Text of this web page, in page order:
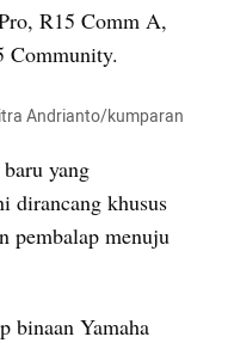
R15 Comm A,
Community.
Andrianto/kumparan
yang
dirancang khusus
pembalap menuju
binaan Yamaha